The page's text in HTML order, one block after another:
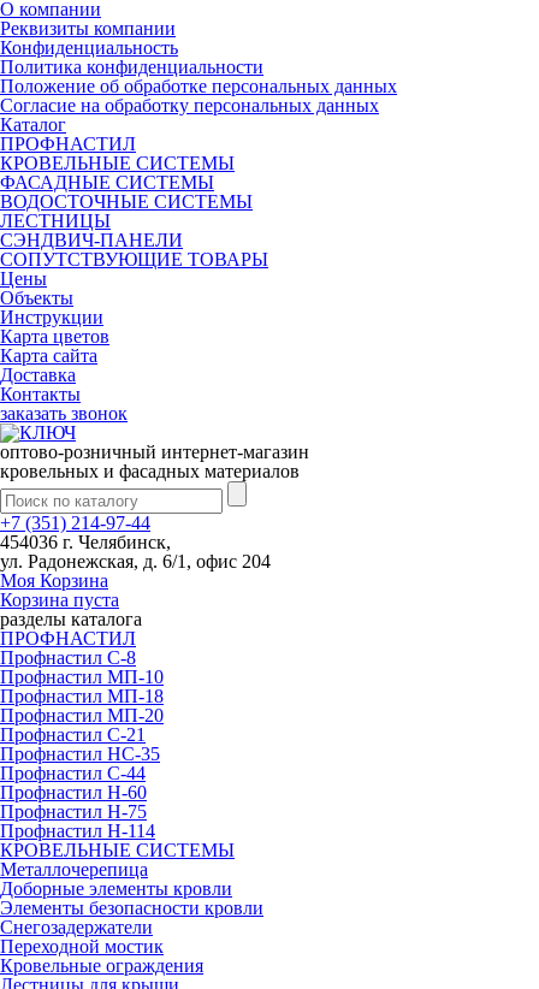
О компании
Реквизиты компании
Конфиденциальность
Политика конфиденциальности
Положение об обработке персональных данных
Согласие на обработку персональных данных
Каталог
ПРОФНАСТИЛ
КРОВЕЛЬНЫЕ СИСТЕМЫ
ФАСАДНЫЕ СИСТЕМЫ
ВОДОСТОЧНЫЕ СИСТЕМЫ
ЛЕСТНИЦЫ
СЭНДВИЧ-ПАНЕЛИ
СОПУТСТВУЮЩИЕ ТОВАРЫ
Цены
Объекты
Инструкции
Карта цветов
Карта сайта
Доставка
Контакты
заказать звонок
оптово-розничный интернет-магазин
кровельных и фасадных материалов
+7 (351) 214-97-44
454036 г. Челябинск,
ул. Радонежская, д. 6/1, офис 204
Моя Корзина
Корзина пуста
разделы каталога
ПРОФНАСТИЛ
Профнастил С-8
Профнастил МП-10
Профнастил МП-18
Профнастил МП-20
Профнастил С-21
Профнастил НС-35
Профнастил С-44
Профнастил Н-60
Профнастил Н-75
Профнастил Н-114
КРОВЕЛЬНЫЕ СИСТЕМЫ
Металлочерепица
Доборные элементы кровли
Элементы безопасности кровли
Снегозадержатели
Переходной мостик
Кровельные ограждения
Лестницы для крыши